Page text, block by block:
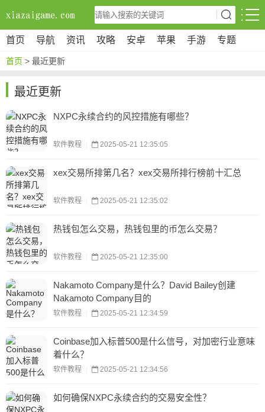
首页 导航 资讯 攻略 安卓 苹果 手游 专题
首页 > 最近更新
最近更新
NXPC永续合约的风控措施有哪些？
软件教程 2025-05-21 12:35:05
xex交易所排第几名？xex交易所排行榜前十汇总
软件教程 2025-05-21 12:35:02
热钱包怎么交易，热钱包里的币怎么交易？
软件教程 2025-05-21 12:35:00
Nakamoto Company是什么？David Bailey创建
Nakamoto Company目的
软件教程 2025-05-21 12:34:59
Coinbase加入标普500是什么信号，对加密行业意味
着什么？
软件教程 2025-05-21 12:34:56
如何确保NXPC永续合约的交易安全性？